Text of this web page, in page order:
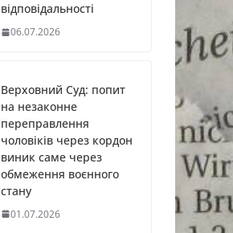
відповідальності
06.07.2026
Верховний Суд: попит
на незаконне
переправлення
чоловіків через кордон
виник саме через
обмеження воєнного
стану
01.07.2026